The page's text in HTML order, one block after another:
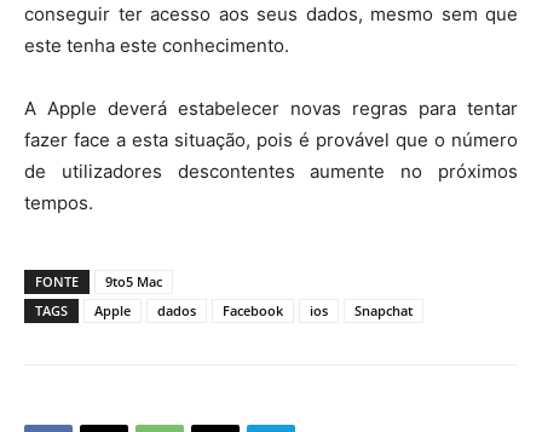
conseguir ter acesso aos seus dados, mesmo sem que
este tenha este conhecimento.
A Apple deverá estabelecer novas regras para tentar
fazer face a esta situação, pois é provável que o número
de utilizadores descontentes aumente no próximos
tempos.
FONTE
9to5 Mac
TAGS
Apple dados Facebook ios Snapchat